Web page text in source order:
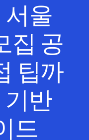
서울
집 공
팁까
기반
드